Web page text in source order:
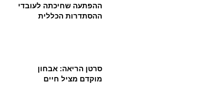
ההפתעה שחיכתה לעובדי
ההסתדרות הכללית
סרטן הריאה: אבחון
מוקדם מציל חיים